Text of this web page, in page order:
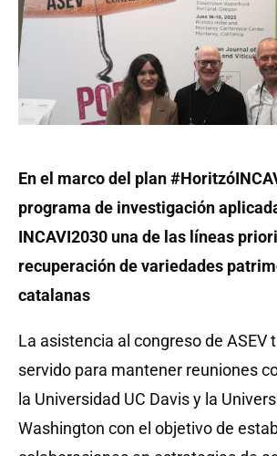
En el marco del plan
programa de investigación
INCAVI2030 una de las líneas
recuperación de variedades
catalanas
La asistencia al congreso de ASEV
servido para mantener reuniones
la Universidad UC Davis y la
Washington con el objetivo de